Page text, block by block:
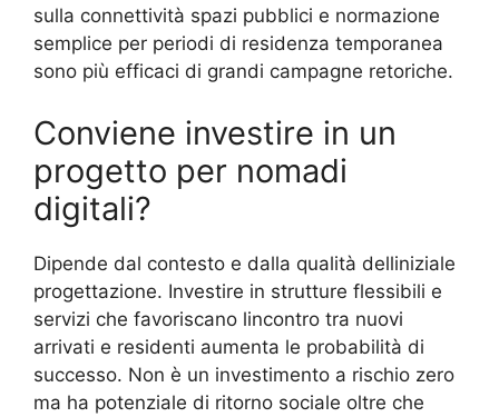
sulla connettività spazi pubblici e normazione
semplice per periodi di residenza temporanea
sono più efficaci di grandi campagne retoriche.
Conviene investire in un
progetto per nomadi
digitali?
Dipende dal contesto e dalla qualità delliniziale
progettazione. Investire in strutture flessibili e
servizi che favoriscano lincontro tra nuovi
arrivati e residenti aumenta le probabilità di
successo. Non è un investimento a rischio zero
ma ha potenziale di ritorno sociale oltre che